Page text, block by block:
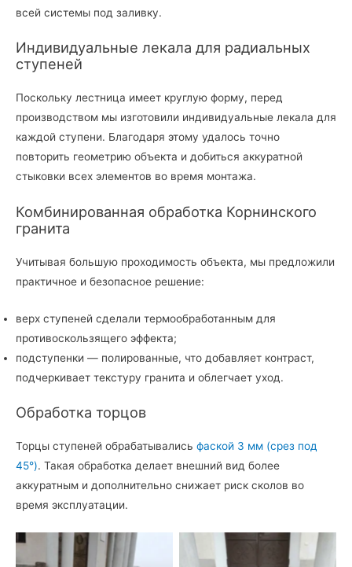
всей системы под заливку.
Индивидуальные лекала для радиальных
ступеней
Поскольку лестница имеет круглую форму, перед
производством мы изготовили индивидуальные лекала для
каждой ступени. Благодаря этому удалось точно
повторить геометрию объекта и добиться аккуратной
стыковки всех элементов во время монтажа.
Комбинированная обработка Корнинского
гранита
Учитывая большую проходимость объекта, мы предложили
практичное и безопасное решение:
верх ступеней сделали термообработанным для
противоскользящего эффекта;
подступенки — полированные, что добавляет контраст,
подчеркивает текстуру гранита и облегчает уход.
Обработка торцов
Торцы ступеней обрабатывались фаской 3 мм (срез под
45°). Такая обработка делает внешний вид более
аккуратным и дополнительно снижает риск сколов во
время эксплуатации.